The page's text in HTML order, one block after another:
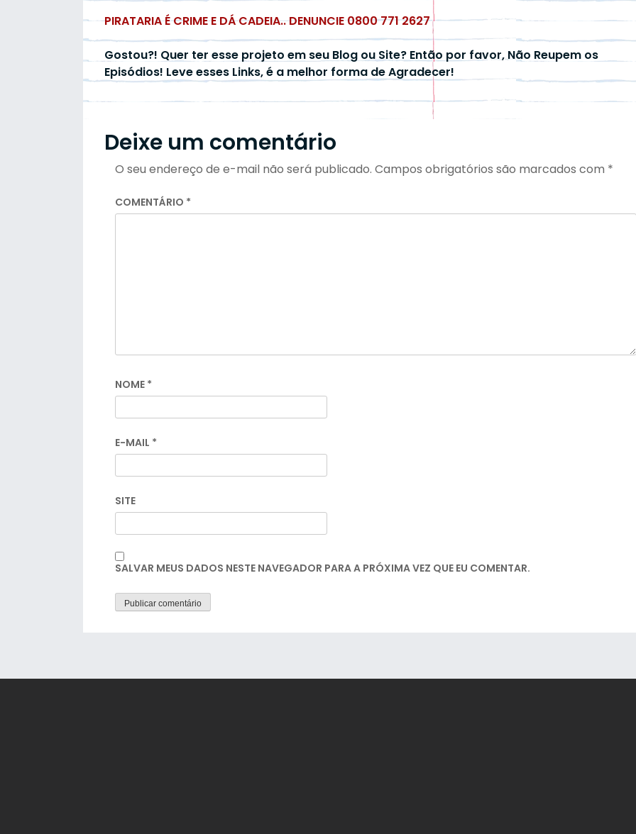
PIRATARIA É CRIME E DÁ CADEIA.. DENUNCIE 0800 771 2627
Gostou?! Quer ter esse projeto em seu Blog ou Site? Então por favor, Não Reupem os
Episódios! Leve esses Links, é a melhor forma de Agradecer!
Deixe um comentário
O seu endereço de e-mail não será publicado. Campos obrigatórios são marcados com *
COMENTÁRIO *
NOME *
E-MAIL *
SITE
SALVAR MEUS DADOS NESTE NAVEGADOR PARA A PRÓXIMA VEZ QUE EU COMENTAR.